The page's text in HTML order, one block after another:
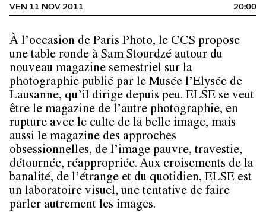
VEN 11 NOV 2011 20:00
À l’occasion de Paris Photo, le CCS propose
une table ronde à Sam Stourdzé autour du
nouveau magazine semestriel sur la
photographie publié par le Musée l’Elysée de
Lausanne, qu’il dirige depuis peu. ELSE se veut
être le magazine de l’autre photographie, en
rupture avec le culte de la belle image, mais
aussi le magazine des approches
obsessionnelles, de l’image pauvre, travestie,
détournée, réappropriée. Aux croisements de la
banalité, de l’étrange et du quotidien, ELSE est
un laboratoire visuel, une tentative de faire
parler autrement les images.